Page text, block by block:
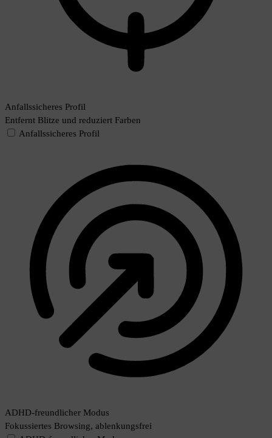
Anfallssicheres Profil
Entfernt Blitze und reduziert Farben
Anfallssicheres Profil
ADHD-freundlicher Modus
Fokussiertes Browsing, ablenkungsfrei